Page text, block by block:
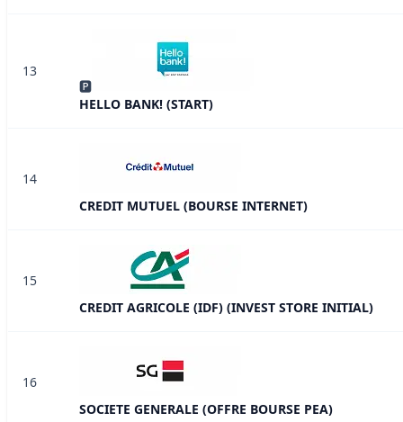
13
🅿
HELLO BANK! (START)
14
CREDIT MUTUEL (BOURSE INTERNET)
15
CREDIT AGRICOLE (IDF) (INVEST STORE INITIAL)
16
SOCIETE GENERALE (OFFRE BOURSE PEA)